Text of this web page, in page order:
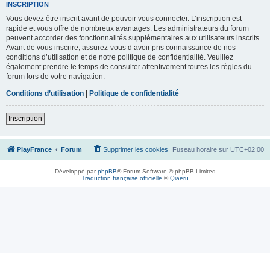
INSCRIPTION
Vous devez être inscrit avant de pouvoir vous connecter. L’inscription est
rapide et vous offre de nombreux avantages. Les administrateurs du forum
peuvent accorder des fonctionnalités supplémentaires aux utilisateurs inscrits.
Avant de vous inscrire, assurez-vous d’avoir pris connaissance de nos
conditions d’utilisation et de notre politique de confidentialité. Veuillez
également prendre le temps de consulter attentivement toutes les règles du
forum lors de votre navigation.
Conditions d’utilisation | Politique de confidentialité
Inscription
PlayFrance Forum Fuseau horaire sur UTC+02:00
Supprimer les cookies
Développé parphpBB® Forum Software © phpBB Limited
Traduction française officielle ©Qiaeru